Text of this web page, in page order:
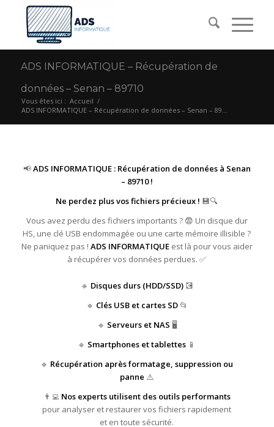
ADS INFORMATIQUE – Récupération de
données – Senan – 89710
Vous êtes ici : Accueil /
ADS INFORMATIQUE – Récupération de données – Senan – 89...
📢ADS INFORMATIQUE : Récupération de données à Senan
– 89710 !
Ne perdez plus vos fichiers précieux ! 💾🔍
Vous avez perdu des fichiers importants ? 😨 Un disque dur
HS, une clé USB endommagée ou une carte mémoire illisible ?
Ne paniquez pas ! ADS INFORMATIQUEest là pour vous aider
à récupérer vos données perdues. ✅
🔹 Disques durs (HDD/SSD)💽
🔹 Clés USB et cartes SD📂
🔹 Serveurs et NAS 🖥️
🔹 Smartphones et tablettes 📱
🔹 Récupération après formatage, suppression ou
panne ⚠️
👨‍💻 Nos experts utilisent des outils performants
pour analyser et restaurer vos fichiers rapidement
et en toute sécurité.